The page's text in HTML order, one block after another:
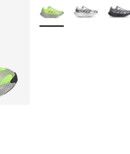
Meer kleuren